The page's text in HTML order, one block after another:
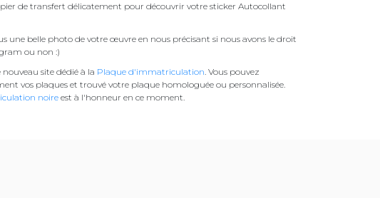
de transfert délicatement pour découvrir votre sticker Autocollant
une belle photo de votre œuvre en nous précisant si nous avons le droit
ou non :)
site dédié à la Plaque d'immatriculation. Vous pouvez
vos plaques et trouvé votre plaque homologuée ou personnalisée.
noireest à l'honneur en ce moment.